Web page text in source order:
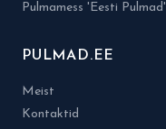
Pulmamess 'Eesti Pulmad'
PULMAD.EE
Meist
Kontaktid